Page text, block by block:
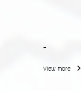
-
View more